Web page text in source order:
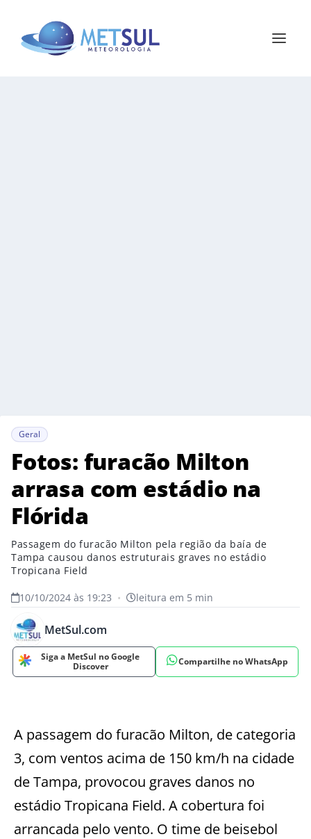
Geral
Fotos: furacão Milton
arrasa com estádio na
Flórida
Passagem do furacão Milton pela região da baía de
Tampa causou danos estruturais graves no estádio
Tropicana Field
10/10/2024 às 19:23 • leitura em 5 min
MetSul.com
Siga a MetSul no Google
Discover
Compartilhe no WhatsApp
A passagem do furacão Milton, de categoria
3, com ventos acima de 150 km/h na cidade
de Tampa, provocou graves danos no
estádio Tropicana Field. A cobertura foi
arrancada pelo vento. O time de beisebol